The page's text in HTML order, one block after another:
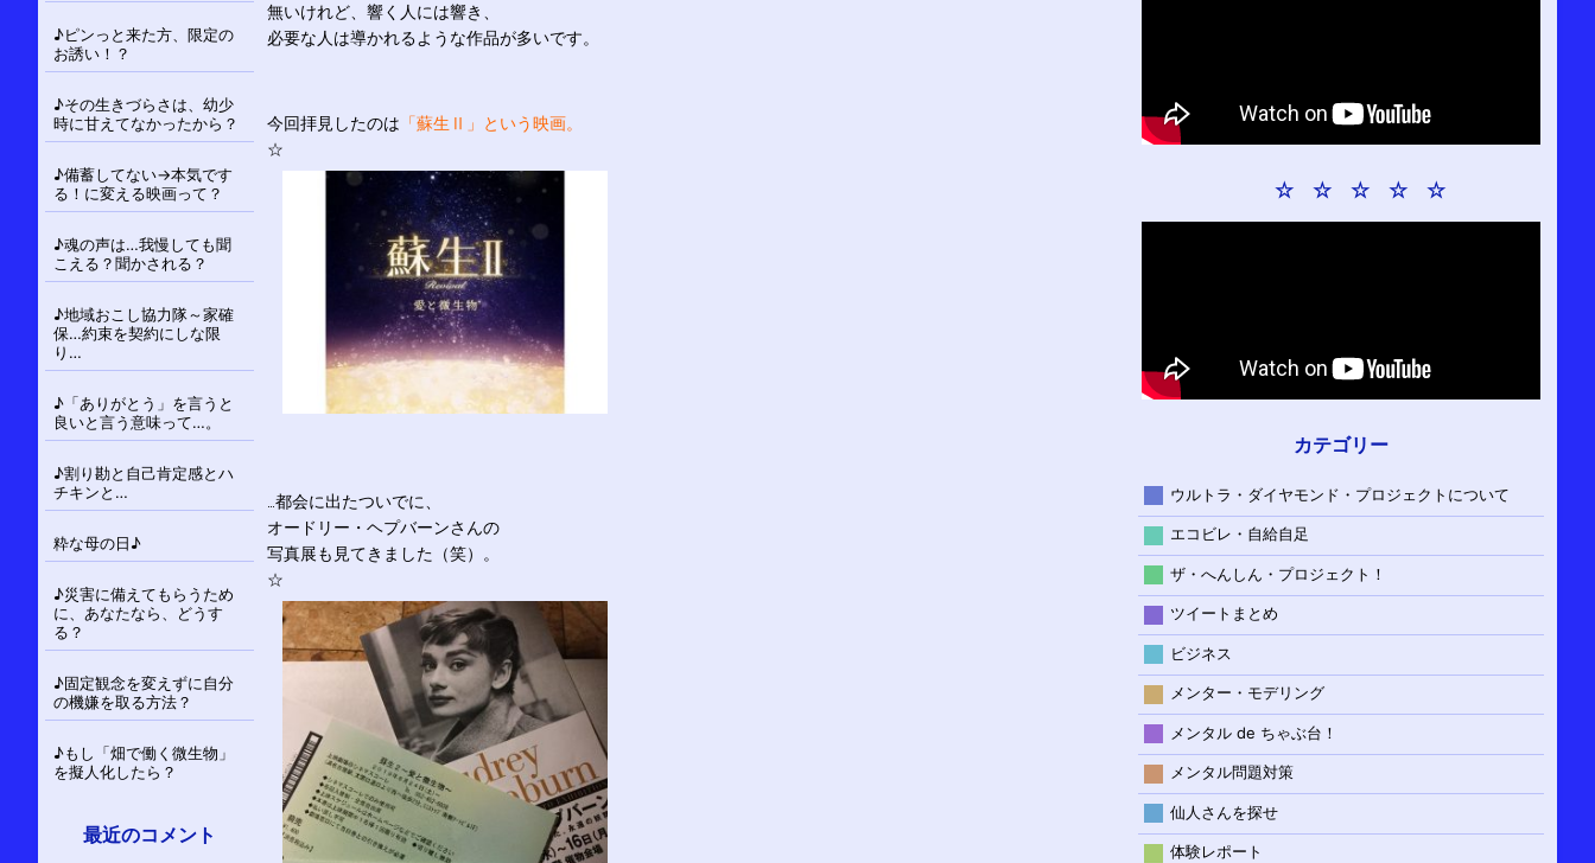
無いけれど、響く人には響き、
必要な人は導かれるような作品が多いです。
今回拝見したのは 「蘇生Ⅱ」という映画。
☆
…都会に出たついでに、
オードリー・ヘプバーンさんの
写真展も見てきました（笑）。
☆
☆ ☆ ☆ ☆ ☆
カテゴリー
ウルトラ・ダイヤモンド・プロジェクトについて
エコビレ・自給自足
ザ・へんしん・プロジェクト！
ツイートまとめ
ビジネス
メンター・モデリング
メンタル de ちゃぶ台！
メンタル問題対策
仙人さんを探せ
体験レポート
♪ピンっと来た方、限定の
お誘い！？
♪その生きづらさは、幼少
時に甘えてなかったから？
♪備蓄してない→本気です
る！に変える映画って？
♪魂の声は…我慢しても聞
こえる？聞かされる？
♪地域おこし協力隊～家確
保…約束を契約にしな限
り…
♪「ありがとう」を言うと
良いと言う意味って…。
♪割り勘と自己肯定感とハ
チキンと…
粋な母の日♪
♪災害に備えてもらうため
に、あなたなら、どうす
る？
♪固定観念を変えずに自分
の機嫌を取る方法？
♪もし「畑で働く微生物」
を擬人化したら？
最近のコメント